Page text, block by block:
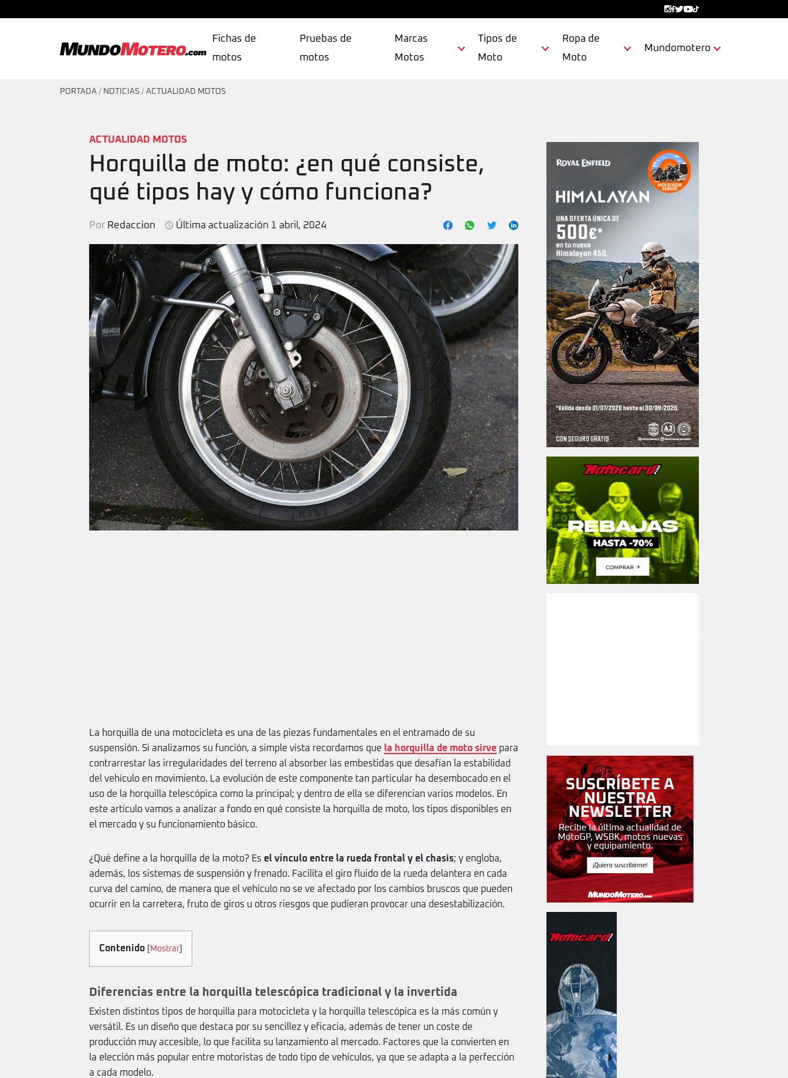
Fichas de
motos
Pruebas de
motos
Marcas
Motos
Tipos de
Moto
Ropa de
Moto
Mundomotero
PORTADA / NOTICIAS / ACTUALIDAD MOTOS
ACTUALIDAD MOTOS
Horquilla de moto: ¿en qué consiste,
qué tipos hay y cómo funciona?
Por Redaccion Última actualización 1 abril, 2024
La horquilla de una motocicleta es una de las piezas fundamentales en el entramado de su
suspensión. Si analizamos su función, a simple vista recordamos que la horquilla de moto sirve para
contrarrestar las irregularidades del terreno al absorber las embestidas que desafían la estabilidad
del vehículo en movimiento. La evolución de este componente tan particular ha desembocado en el
uso de la horquilla telescópica como la principal; y dentro de ella se diferencian varios modelos. En
este artículo vamos a analizar a fondo en qué consiste la horquilla de moto, los tipos disponibles en
el mercado y su funcionamiento básico.
¿Qué define a la horquilla de la moto? Es el vínculo entre la rueda frontal y el chasis; y engloba,
además, los sistemas de suspensión y frenado. Facilita el giro fluido de la rueda delantera en cada
curva del camino, de manera que el vehículo no se ve afectado por los cambios bruscos que pueden
ocurrir en la carretera, fruto de giros u otros riesgos que pudieran provocar una desestabilización.
Contenido Mostrar
Diferencias entre la horquilla telescópica tradicional y la invertida
Existen distintos tipos de horquilla para motocicleta y la horquilla telescópica es la más común y
versátil. Es un diseño que destaca por su sencillez y eficacia, además de tener un coste de
producción muy accesible, lo que facilita su lanzamiento al mercado. Factores que la convierten en
la elección más popular entre motoristas de todo tipo de vehículos, ya que se adapta a la perfección
a cada modelo.